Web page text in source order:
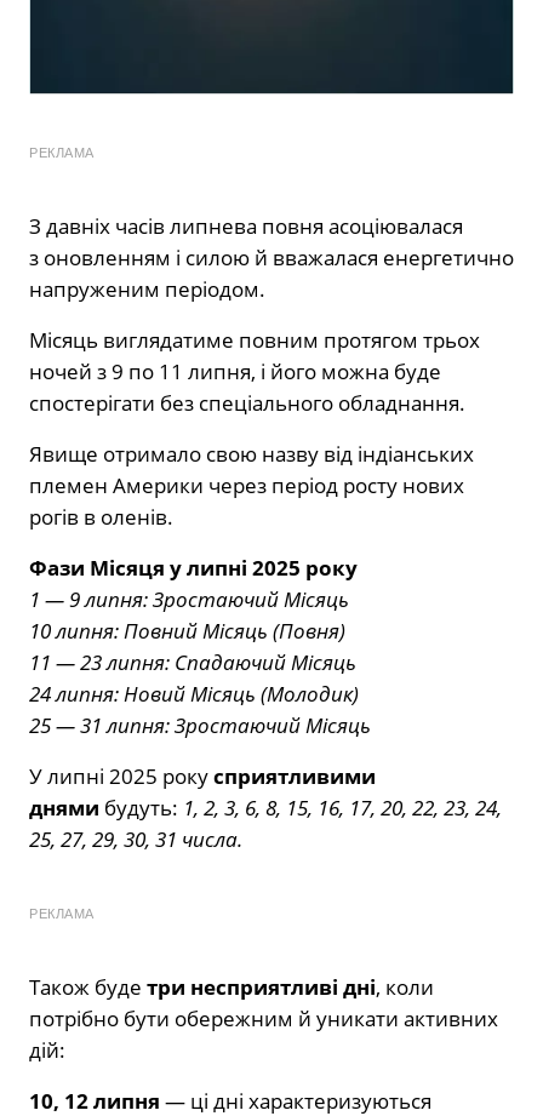
РЕКЛАМА
З давніх часів липнева повня асоціювалася
з оновленням і силою й вважалася енергетично
напруженим періодом.
Місяць виглядатиме повним протягом трьох
ночей з 9 по 11 липня, і його можна буде
спостерігати без спеціального обладнання.
Явище отримало свою назву від індіанських
племен Америки через період росту нових
рогів в оленів.
Фази Місяця у липні 2025 року
1 — 9 липня: Зростаючий Місяць
10 липня: Повний Місяць (Повня)
11 — 23 липня: Спадаючий Місяць
24 липня: Новий Місяць (Молодик)
25 — 31 липня: Зростаючий Місяць
У липні 2025 рокусприятливими
днями будуть: 1, 2, 3, 6, 8, 15, 16, 17, 20, 22, 23, 24,
25, 27, 29, 30, 31 числа.
РЕКЛАМА
Також буде три несприятливі дні, коли
потрібно бути обережним й уникати активних
дій:
10, 12 липня — ці дні характеризуються